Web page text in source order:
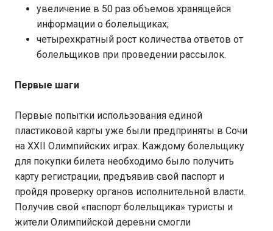
увеличение в 50 раз объемов хранящейся
информации о болельщиках;
четырехкратный рост количества ответов от
болельщиков при проведении рассылок.
Первые шаги
Первые попытки использования единой
пластиковой карты уже были предприняты в Сочи
на XXII Олимпийских играх. Каждому болельщику
для покупки билета необходимо было получить
карту регистрации, предъявив свой паспорт и
пройдя проверку органов исполнительной власти.
Получив свой «паспорт болельщика» туристы и
жители Олимпийской деревни смогли